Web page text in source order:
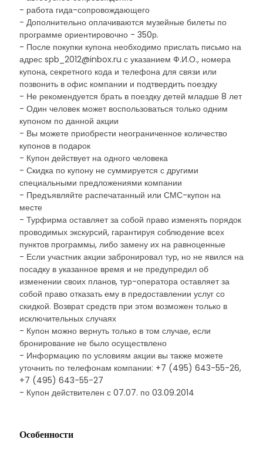
- работа гида-сопровождающего
- Дополнительно оплачиваются музейные билеты по
программе ориентировочно - 350р.
- После покупки купона необходимо прислать письмо на
адрес spb_2012@inbox.ru с указанием Ф.И.О., номера
купона, секретного кода и телефона для связи или
позвонить в офис компании и подтвердить поездку
- Не рекомендуется брать в поездку детей младше 8 лет
- Один человек может воспользоваться только одним
купоном по данной акции
- Вы можете приобрести неограниченное количество
купонов в подарок
- Купон действует на одного человека
- Скидка по купону не суммируется с другими
специальными предложениями компании
- Предъявляйте распечатанный или СМС-купон на
месте
- Турфирма оставляет за собой право изменять порядок
проводимых экскурсий, гарантируя соблюдение всех
пунктов программы, либо замену их на равноценные
- Если участник акции забронировал тур, но не явился на
посадку в указанное время и не предупредил об
изменении своих планов, тур-оператора оставляет за
собой право отказать ему в предоставлении услуг со
скидкой. Возврат средств при этом возможен только в
исключительных случаях
- Купон можно вернуть только в том случае, если
бронирование не было осуществлено
- Информацию по условиям акции вы также можете
уточнить по телефонам компании: +7 (495) 643-55-26,
+7 (495) 643-55-27
- Купон действителен с 07.07. по 03.09.2014
Особенности